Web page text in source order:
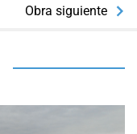
Obra siguiente